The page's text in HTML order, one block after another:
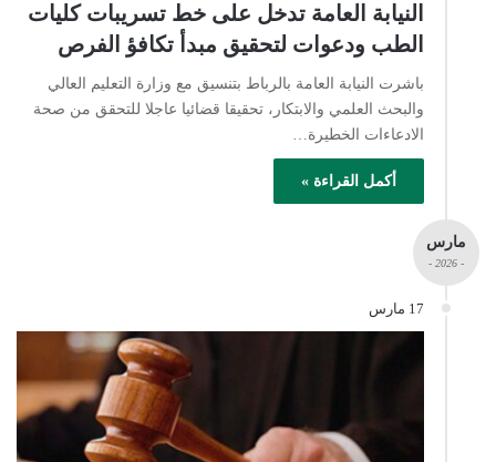
النيابة العامة تدخل على خط تسريبات كليات
الطب ودعوات لتحقيق مبدأ تكافؤ الفرص
باشرت النيابة العامة بالرباط بتنسيق مع وزارة التعليم العالي
والبحث العلمي والابتكار، تحقيقا قضائيا عاجلا للتحقق من صحة
الادعاءات الخطيرة…
أكمل القراءة »
مارس
- 2026 -
17 مارس